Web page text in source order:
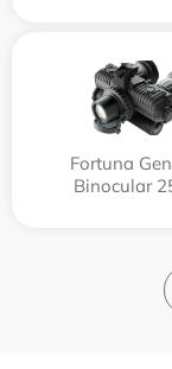
Fortuna
Binocular